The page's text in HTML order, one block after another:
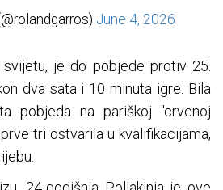
June 4, 2026
svijetu, je do pobjede protiv 25.
dva sata i 10 minuta igre. Bila
pobjeda na pariškoj "crvenoj
tri ostvarila u kvalifikacijama,